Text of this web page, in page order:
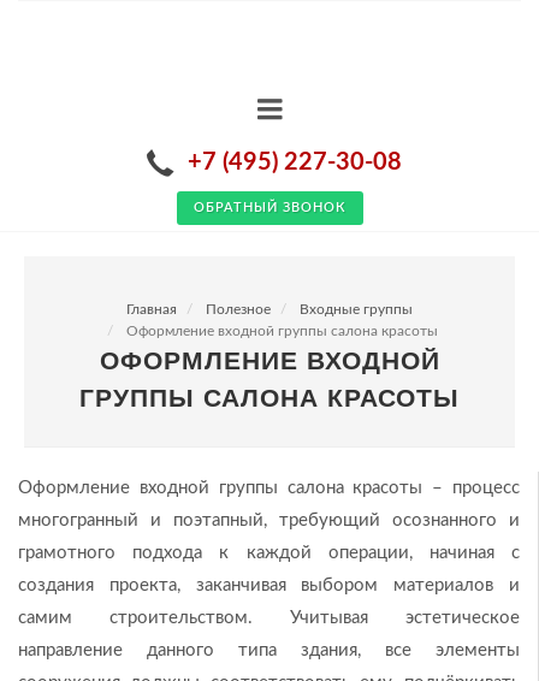
+7 (495) 227-30-08
ОБРАТНЫЙ ЗВОНОК
Главная Полезное
Входные группы
Оформление входной группы салона красоты
ОФОРМЛЕНИЕ ВХОДНОЙ
ГРУППЫ САЛОНА КРАСОТЫ
Оформление входной группы салона красоты – процесс
многогранный и поэтапный, требующий осознанного и
грамотного подхода к каждой операции, начиная с
создания проекта, заканчивая выбором материалов и
самим строительством. Учитывая эстетическое
направление данного типа здания, все элементы